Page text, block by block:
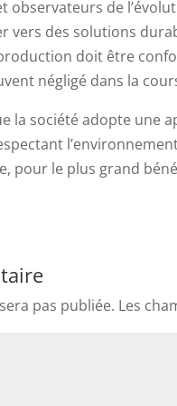
observateurs de
vers des solutions
doit être
négligé dans la
la société adopte une
pour le plus grand
pas publiée. Les